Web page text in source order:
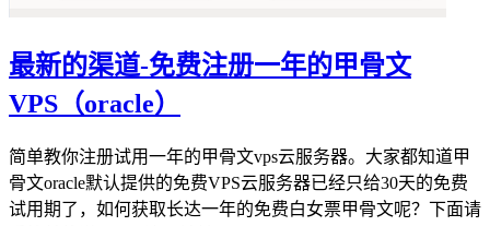
最新的渠道-免费注册一年的甲骨文
VPS（oracle）
简单教你注册试用一年的甲骨文vps云服务器。大家都知道甲
骨文oracle默认提供的免费VPS云服务器已经只给30天的免费
试用期了，如何获取长达一年的免费白女票甲骨文呢？下面请